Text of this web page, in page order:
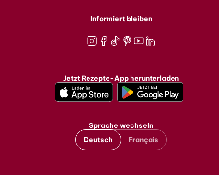
Informiert bleiben
Jetzt Rezepte-App herunterladen
Sprache wechseln
Deutsch
Français